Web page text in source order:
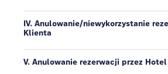
IV. Anulowanie/niewykorzystanie
Klienta
V. Anulowanie rezerwacji przez Hotel